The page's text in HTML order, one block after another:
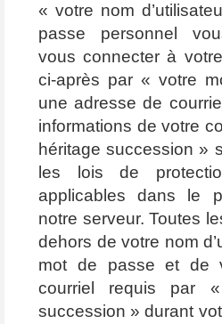
« votre nom
passe personnel
vous connecter à
ci-après par « votre
une adresse de
informations de votre
héritage succession »
les lois de
applicables dans le
notre serveur. Toutes
dehors de votre nom
mot de passe et de
courriel requis par
succession » durant